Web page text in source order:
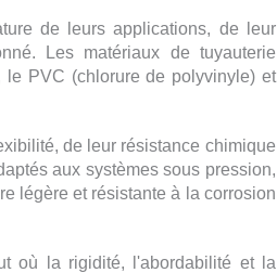
de leurs applications, de leur
Les matériaux de tuyauterie
le PVC (chlorure de polyvinyle) et
de leur résistance chimique
aux systèmes sous pression,
légère et résistante à la corrosion
où la rigidité, l'abordabilité et la